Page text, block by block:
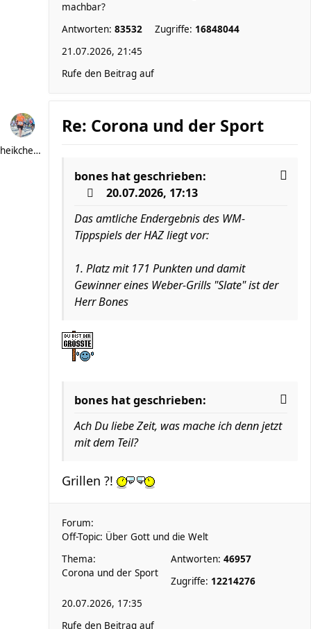
machbar?
Antworten: 83532 Zugriffe: 16848044
21.07.2026, 21:45
Rufe den Beitrag auf
heikchen007
Re: Corona und der Sport
bones hat geschrieben:
20.07.2026, 17:13
Das amtliche Endergebnis des WM-
Tippspiels der HAZ liegt vor:
1. Platz mit 171 Punkten und damit
Gewinner eines Weber-Grills "Slate" ist der
Herr Bones
bones hat geschrieben:
Ach Du liebe Zeit, was mache ich denn jetzt
mit dem Teil?
Grillen ?!
Forum:
Off-Topic: Über Gott und die Welt
Thema:
Corona und der Sport
Antworten: 46957
Zugriffe: 12214276
20.07.2026, 17:35
Rufe den Beitrag auf